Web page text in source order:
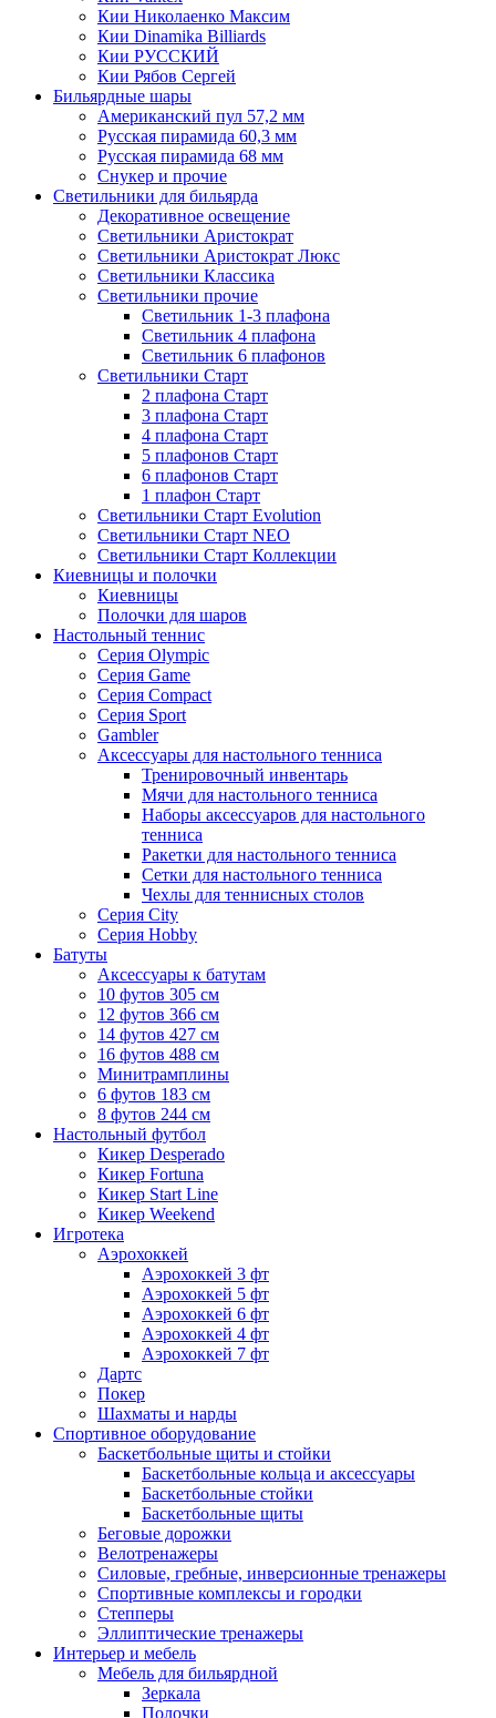
Кии Николаенко Максим
Кии Dinamika Billiards
Кии РУССКИЙ
Кии Рябов Сергей
Бильярдные шары
Американский пул 57,2 мм
Русская пирамида 60,3 мм
Русская пирамида 68 мм
Снукер и прочие
Светильники для бильярда
Декоративное освещение
Светильники Аристократ
Светильники Аристократ Люкс
Светильники Классика
Светильники прочие
Светильник 1-3 плафона
Светильник 4 плафона
Светильник 6 плафонов
Светильники Старт
2 плафона Старт
3 плафона Старт
4 плафона Старт
5 плафонов Старт
6 плафонов Старт
1 плафон Старт
Светильники Старт Evolution
Светильники Старт NEO
Светильники Старт Коллекции
Киевницы и полочки
Киевницы
Полочки для шаров
Настольный теннис
Серия Olympic
Серия Game
Серия Compact
Серия Sport
Gambler
Аксессуары для настольного тенниса
Тренировочный инвентарь
Мячи для настольного тенниса
Наборы аксессуаров для настольного
тенниса
Ракетки для настольного тенниса
Сетки для настольного тенниса
Чехлы для теннисных столов
Серия City
Серия Hobby
Батуты
Аксессуары к батутам
10 футов 305 см
12 футов 366 см
14 футов 427 см
16 футов 488 см
Минитрамплины
6 футов 183 см
8 футов 244 см
Настольный футбол
Кикер Desperado
Кикер Fortuna
Кикер Start Line
Кикер Weekend
Игротека
Аэрохоккей
Аэрохоккей 3 фт
Аэрохоккей 5 фт
Аэрохоккей 6 фт
Аэрохоккей 4 фт
Аэрохоккей 7 фт
Дартс
Покер
Шахматы и нарды
Спортивное оборудование
Баскетбольные щиты и стойки
Баскетбольные кольца и аксессуары
Баскетбольные стойки
Баскетбольные щиты
Беговые дорожки
Велотренажеры
Силовые, гребные, инверсионные тренажеры
Спортивные комплексы и городки
Степперы
Эллиптические тренажеры
Интерьер и мебель
Мебель для бильярдной
Зеркала
Полочки